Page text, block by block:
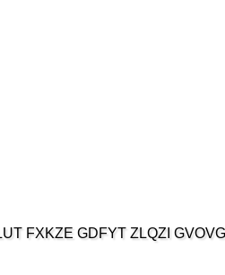
FXKZE GDFYT ZLQZI